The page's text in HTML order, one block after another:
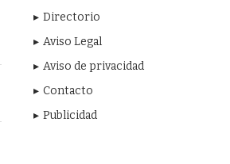
Directorio
Aviso Legal
Aviso de privacidad
Contacto
Publicidad